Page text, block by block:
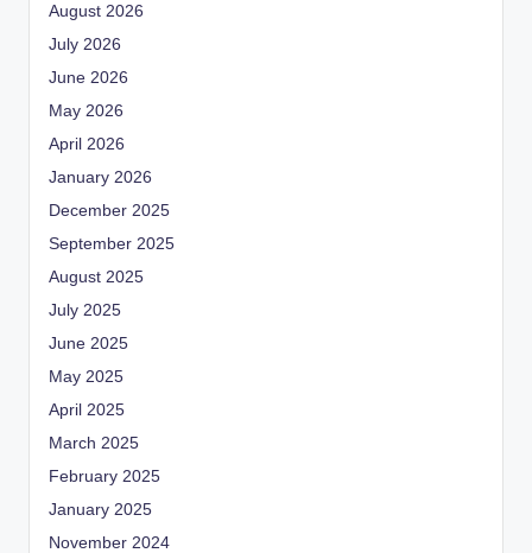
August 2026
July 2026
June 2026
May 2026
April 2026
January 2026
December 2025
September 2025
August 2025
July 2025
June 2025
May 2025
April 2025
March 2025
February 2025
January 2025
November 2024